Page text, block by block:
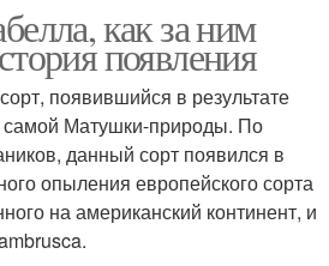
как за ним
появления
появившийся в результате
самой Матушки-природы. По
данный сорт появился в
опыления европейского сорта
на американский континент, и